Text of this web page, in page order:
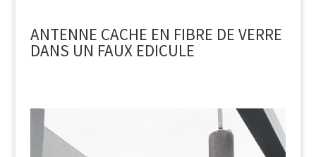
ANTENNE CACHE EN FIBRE DE VERRE
DANS UN FAUX EDICULE